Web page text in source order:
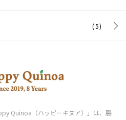
(5)